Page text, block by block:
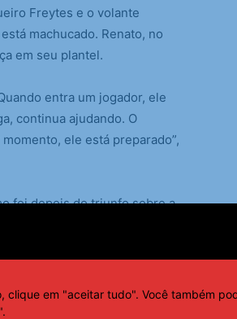
Freytes e o volante
machucado. Renato, no
em seu plantel.
entra um jogador, ele
continua ajudando. O
ele está preparado”,
foi depois do triunfo sobre a
Mário Bittencourt,
clima no vestiário.
dele é muito bom, e
tivemos que escutar ele
clique em "aceitar tudo". Você também